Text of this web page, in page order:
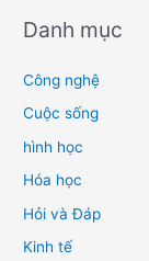
Danh mục
Công nghệ
Cuộc sống
hình học
Hóa học
Hỏi và Đáp
Kinh tế